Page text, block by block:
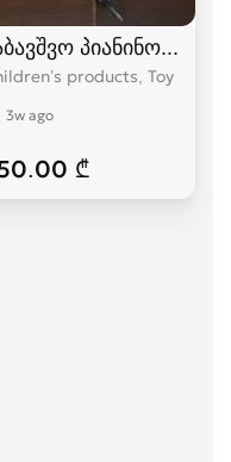
პიანინო
products, Toy
3w ago
₾